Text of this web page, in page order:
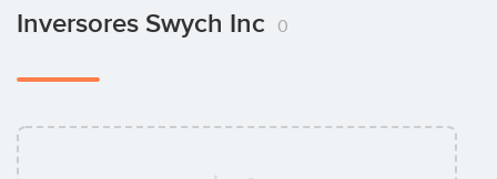
Inversores Swych Inc 0